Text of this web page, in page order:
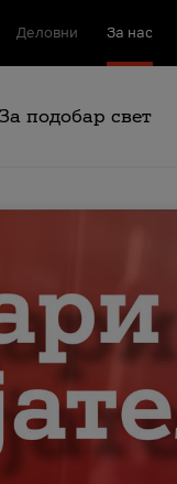
Деловни За нас
За подобар свет